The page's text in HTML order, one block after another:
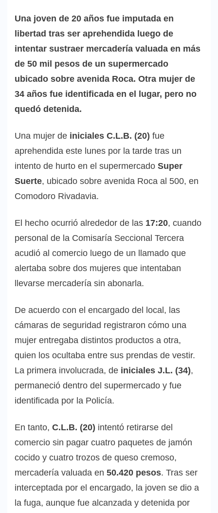
Una joven de 20 años fue imputada en
libertad tras ser aprehendida luego de
intentar sustraer mercadería valuada en más
de 50 mil pesos de un supermercado
ubicado sobre avenida Roca. Otra mujer de
34 años fue identificada en el lugar, pero no
quedó detenida.
Una mujer de iniciales C.L.B. (20) fue
aprehendida este lunes por la tarde tras un
intento de hurto en el supermercado Super
Suerte, ubicado sobre avenida Roca al 500, en
Comodoro Rivadavia.
El hecho ocurrió alrededor de las 17:20, cuando
personal de la Comisaría Seccional Tercera
acudió al comercio luego de un llamado que
alertaba sobre dos mujeres que intentaban
llevarse mercadería sin abonarla.
De acuerdo con el encargado del local, las
cámaras de seguridad registraron cómo una
mujer entregaba distintos productos a otra,
quien los ocultaba entre sus prendas de vestir.
La primera involucrada, de iniciales J.L. (34),
permaneció dentro del supermercado y fue
identificada por la Policía.
En tanto, C.L.B. (20) intentó retirarse del
comercio sin pagar cuatro paquetes de jamón
cocido y cuatro trozos de queso cremoso,
mercadería valuada en 50.420 pesos. Tras ser
interceptada por el encargado, la joven se dio a
la fuga, aunque fue alcanzada y detenida por